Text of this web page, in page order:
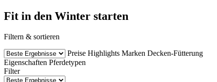
Fit in den Winter starten
Filtern & sortieren
Preise Highlights Marken Decken-Fütterung
Eigenschaften Pferdetypen
Filter